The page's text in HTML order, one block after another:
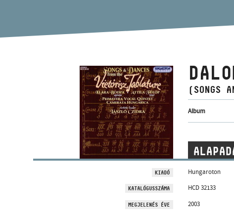
(SONGS
Album
KIADÓ Hungaroton
KATALÓGUSSZÁMA HCD 32133
MEGJELENÉS ÉVE 2003